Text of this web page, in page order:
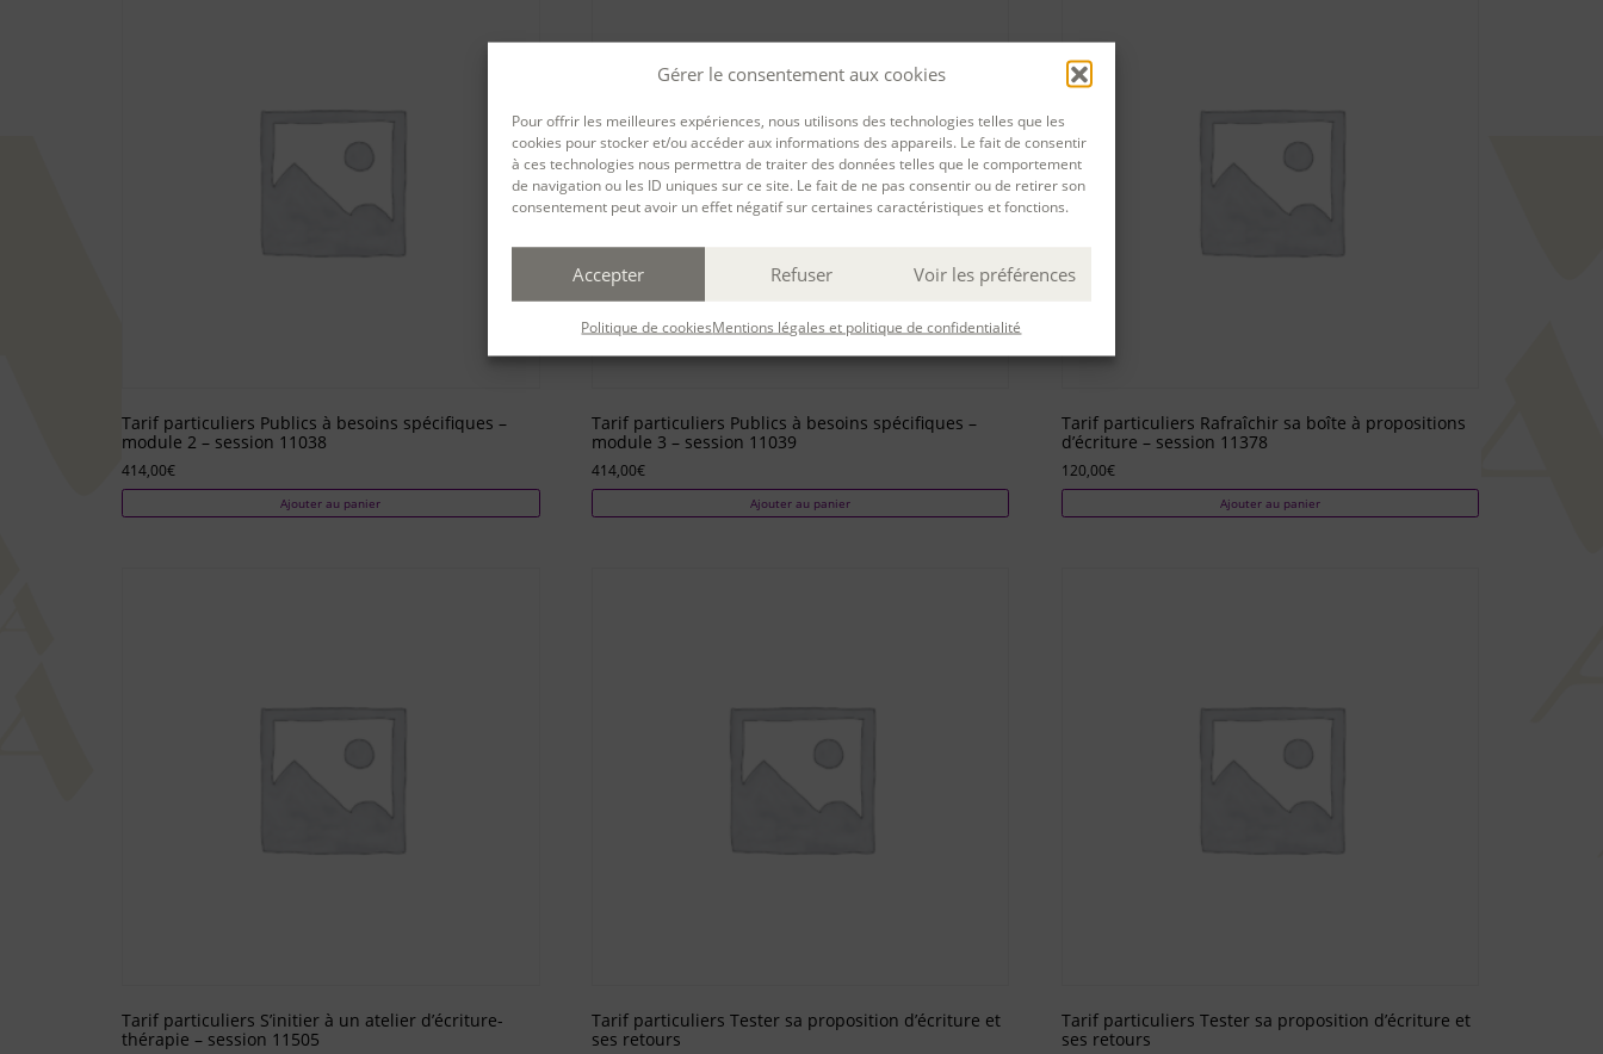
Gérer le consentement aux cookies
Pour offrir les meilleures expériences, nous utilisons des technologies telles que les
cookies pour stocker et/ou accéder aux informations des appareils. Le fait de consentir
à ces technologies nous permettra de traiter des données telles que le comportement
de navigation ou les ID uniques sur ce site. Le fait de ne pas consentir ou de retirer son
consentement peut avoir un effet négatif sur certaines caractéristiques et fonctions.
Accepter Refuser Voir les préférences
Politique de cookiesMentions légales et politique de confidentialité
Tarif particuliers Publics à besoins spécifiques –
module 2 – session 11038
414,00€
Ajouter au panier
Tarif particuliers Publics à besoins spécifiques –
module 3 – session 11039
414,00€
Ajouter au panier
Tarif particuliers Rafraîchir sa boîte à propositions
d’écriture – session 11378
120,00€
Ajouter au panier
Tarif particuliers S’initier à un atelier d’écriture-
thérapie – session 11505
Tarif particuliers Tester sa proposition d’écriture et
ses retours
Tarif particuliers Tester sa proposition d’écriture et
ses retours